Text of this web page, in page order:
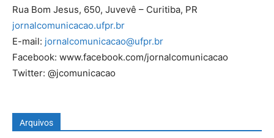
Rua Bom Jesus, 650, Juvevê – Curitiba, PR
jornalcomunicacao.ufpr.br
E-mail: jornalcomunicacao@ufpr.br
Facebook: www.facebook.com/jornalcomunicacao
Twitter: @jcomunicacao
Arquivos